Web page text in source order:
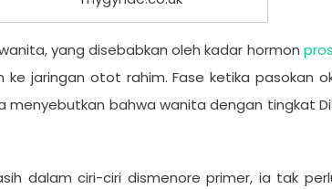
yang disebabkan oleh kadar hormon
jaringan otot rahim. Fase ketika pasokan
menyebutkan bahwa wanita dengan tingkat
dalam ciri-ciri dismenore primer, ia tak